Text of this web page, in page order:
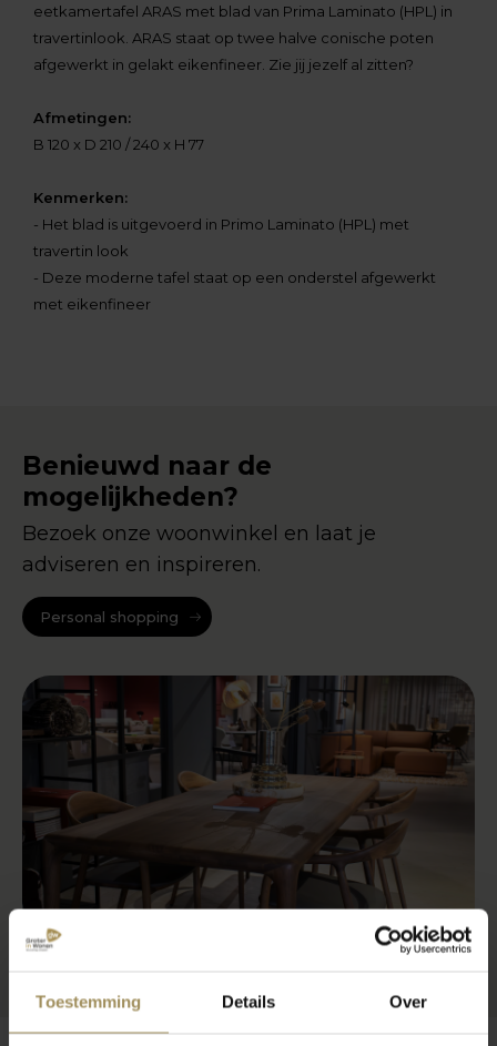
Toestemming Details Over
eetkamertafel ARAS met blad van Prima Laminato (HPL) in
travertinlook. ARAS staat op twee halve conische poten
afgewerkt in gelakt eikenfineer. Zie jij jezelf al zitten?
Afmetingen:
B 120 x D 210 / 240 x H 77
Kenmerken:
- Het blad is uitgevoerd in Primo Laminato (HPL) met
travertin look
- Deze moderne tafel staat op een onderstel afgewerkt
met eikenfineer
Benieuwd naar de
mogelijkheden?
Bezoek onze woonwinkel en laat je
adviseren en inspireren.
Personal shopping